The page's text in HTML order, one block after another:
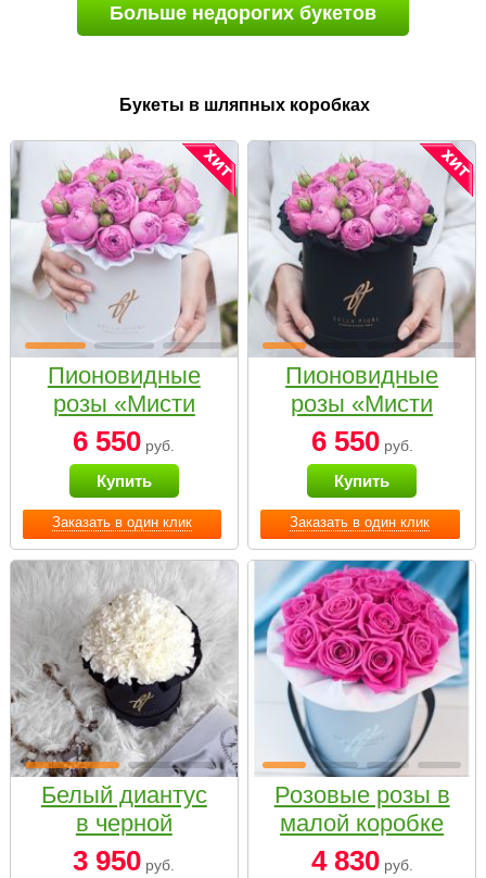
Больше недорогих букетов
Букеты в шляпных коробках
Заказать в один клик
Пионовидные
розы «Мисти
бабблс» в белой
коробке Small
6 550 руб.
Купить
Заказать в один клик
Пионовидные
розы «Мисти
бабблс» в
черной коробке
Small
6 550руб.
Купить
Белый диантус
в черной
коробке Small
3 950 руб.
Розовые розы в
малой коробке
4 830руб.